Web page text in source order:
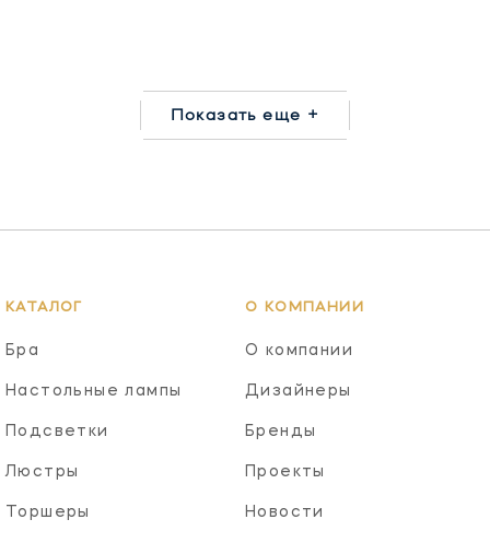
Показать еще +
КАТАЛОГ
Бра
Настольные лампы
Подсветки
Люстры
Торшеры
О КОМПАНИИ
О компании
Дизайнеры
Бренды
Проекты
Новости